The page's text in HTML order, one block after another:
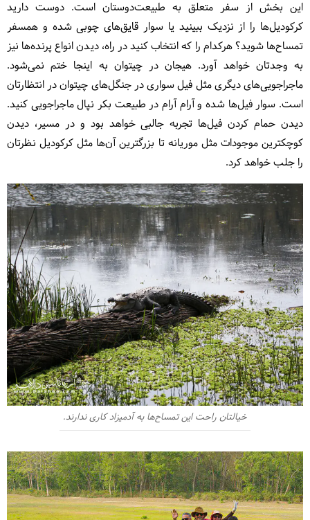
این بخش از سفر متعلق به طبیعت‌دوستان است. دوست دارید
کرکودیل‌ها را از نزدیک ببینید یا سوار قایق‌های چوبی شده و همسفر
تمساح‌ها شوید؟ هرکدام را که انتخاب کنید در راه، دیدن انواع پرنده‌ها نیز
به وجدتان خواهد آورد. هیجان در چیتوان به اینجا ختم نمی‌شود.
ماجراجویی‌های دیگری مثل فیل سواری در جنگل‌های چیتوان در انتظارتان
است. سوار فیل‌ها شده و آرام آرام در طبیعت بکر نپال ماجراجویی کنید.
دیدن حمام کردن فیل‌ها تجربه جالبی خواهد بود و در مسیر، دیدن
کوچکترین موجودات مثل موریانه تا بزرگترین آن‌ها مثل کرکودیل نظرتان
را جلب خواهد کرد.
خیالتان راحت این تمساح‌ها به آدمیزاد کاری ندارند.